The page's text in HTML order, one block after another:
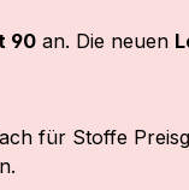
90 an. Die neuen
für Stoffe